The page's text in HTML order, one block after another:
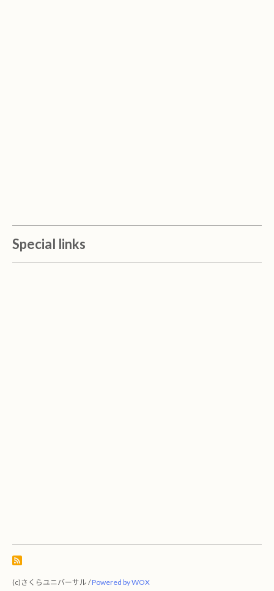
Special links
(c)さくらユニバーサル /Powered by WOX